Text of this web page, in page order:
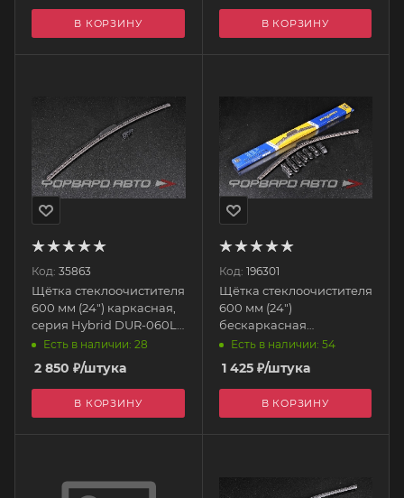
В КОРЗИНУ В КОРЗИНУ
Код: 35863
Щётка стеклоочистителя
600 мм (24") каркасная,
серия Hybrid DUR-060L
DENSO
Есть в наличии: 28
2 850 ₽/штука
В КОРЗИНУ
Код: 196301
Щётка стеклоочистителя
600 мм (24")
бескаркасная
GY000444 GOODYEAR
Есть в наличии: 54
1 425₽/штука
В КОРЗИНУ